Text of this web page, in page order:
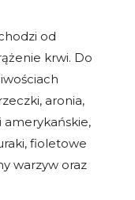
od
krwi. Do
aronia,
amerykańskie,
fioletowe
warzyw oraz